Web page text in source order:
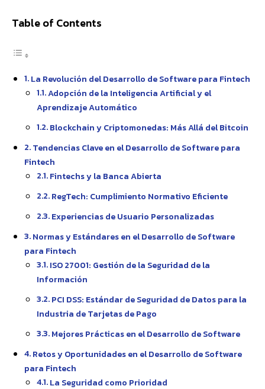
Table of Contents
La Revolución del Desarrollo de Software para Fintech
Adopción de la Inteligencia Artificial y el
Aprendizaje Automático
Blockchain y Criptomonedas: Más Allá del Bitcoin
Tendencias Clave en el Desarrollo de Software para
Fintech
Fintechs y la Banca Abierta
RegTech: Cumplimiento Normativo Eficiente
Experiencias de Usuario Personalizadas
Normas y Estándares en el Desarrollo de Software
para Fintech
ISO 27001: Gestión de la Seguridad de la
Información
PCI DSS: Estándar de Seguridad de Datos para la
Industria de Tarjetas de Pago
Mejores Prácticas en el Desarrollo de Software
Retos y Oportunidades en el Desarrollo de Software
para Fintech
La Seguridad como Prioridad